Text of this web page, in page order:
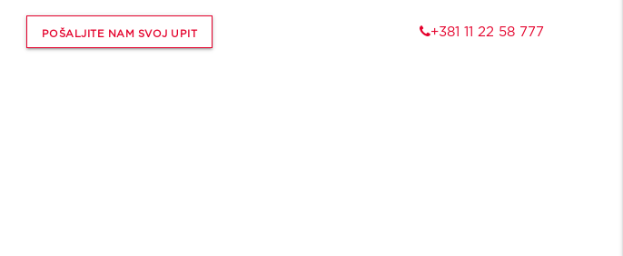
POŠALJITE NAM SVOJ UPIT +381 11 22 58 777